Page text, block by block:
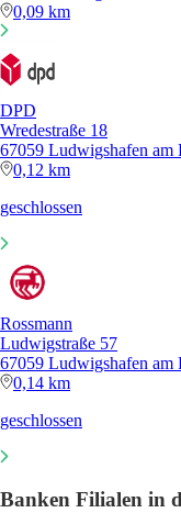
0,09 km
DPD
Wredestraße 18
67059 Ludwigshafen am
0,12 km
geschlossen
Rossmann
Ludwigstraße 57
67059 Ludwigshafen am
0,14 km
geschlossen
Banken Filialen in